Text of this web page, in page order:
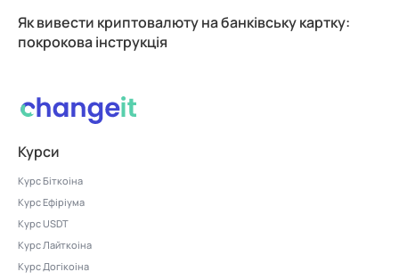
Як вивести криптовалюту на банківську картку:
покрокова інструкція
Курси
Курс Біткоіна
Курс Ефіріума
Курс USDT
Курс Лайткоіна
Курс Догікоіна